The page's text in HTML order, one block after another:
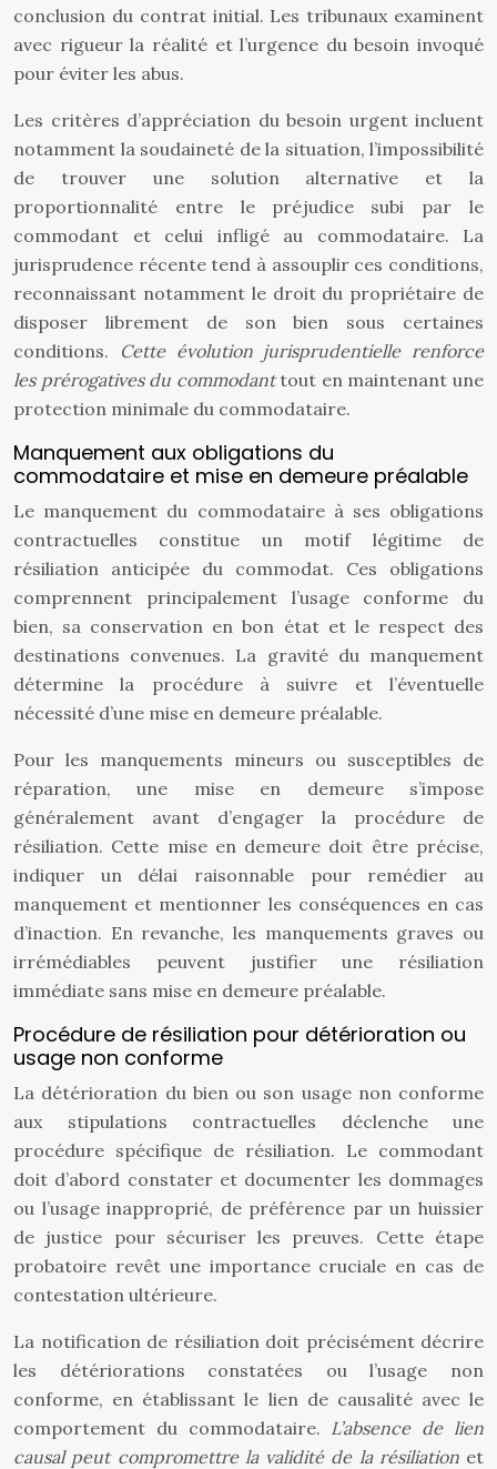
conclusion du contrat initial. Les tribunaux examinent
avec rigueur la réalité et l’urgence du besoin invoqué
pour éviter les abus.
Les critères d’appréciation du besoin urgent incluent
notamment la soudaineté de la situation, l’impossibilité
de trouver une solution alternative et la
proportionnalité entre le préjudice subi par le
commodant et celui infligé au commodataire. La
jurisprudence récente tend à assouplir ces conditions,
reconnaissant notamment le droit du propriétaire de
disposer librement de son bien sous certaines
conditions.
Cette évolution jurisprudentielle renforce
les prérogatives du commodanttout en maintenant une
protection minimale du commodataire.
Manquement aux obligations du
commodataire et mise en demeure préalable
Le manquement du commodataire à ses obligations
contractuelles constitue un motif légitime de
résiliation anticipée du commodat. Ces obligations
comprennent principalement l’usage conforme du
bien, sa conservation en bon état et le respect des
destinations convenues. La gravité du manquement
détermine la procédure à suivre et l’éventuelle
nécessité d’une mise en demeure préalable.
Pour les manquements mineurs ou susceptibles de
réparation, une mise en demeure s’impose
généralement avant d’engager la procédure de
résiliation. Cette mise en demeure doit être précise,
indiquer un délai raisonnable pour remédier au
manquement et mentionner les conséquences en cas
d’inaction. En revanche, les manquements graves ou
irrémédiables peuvent justifier une résiliation
immédiate sans mise en demeure préalable.
Procédure de résiliation pour détérioration ou
usage non conforme
La détérioration du bien ou son usage non conforme
aux stipulations contractuelles déclenche une
procédure spécifique de résiliation. Le commodant
doit d’abord constater et documenter les dommages
ou l’usage inapproprié, de préférence par un huissier
de justice pour sécuriser les preuves. Cette étape
probatoire revêt une importance cruciale en cas de
contestation ultérieure.
La notification de résiliation doit précisément décrire
les détériorations constatées ou l’usage non
conforme, en établissant le lien de causalité avec le
comportement du commodataire. L’absence de lien
causal peut compromettre la validité de la résiliation et